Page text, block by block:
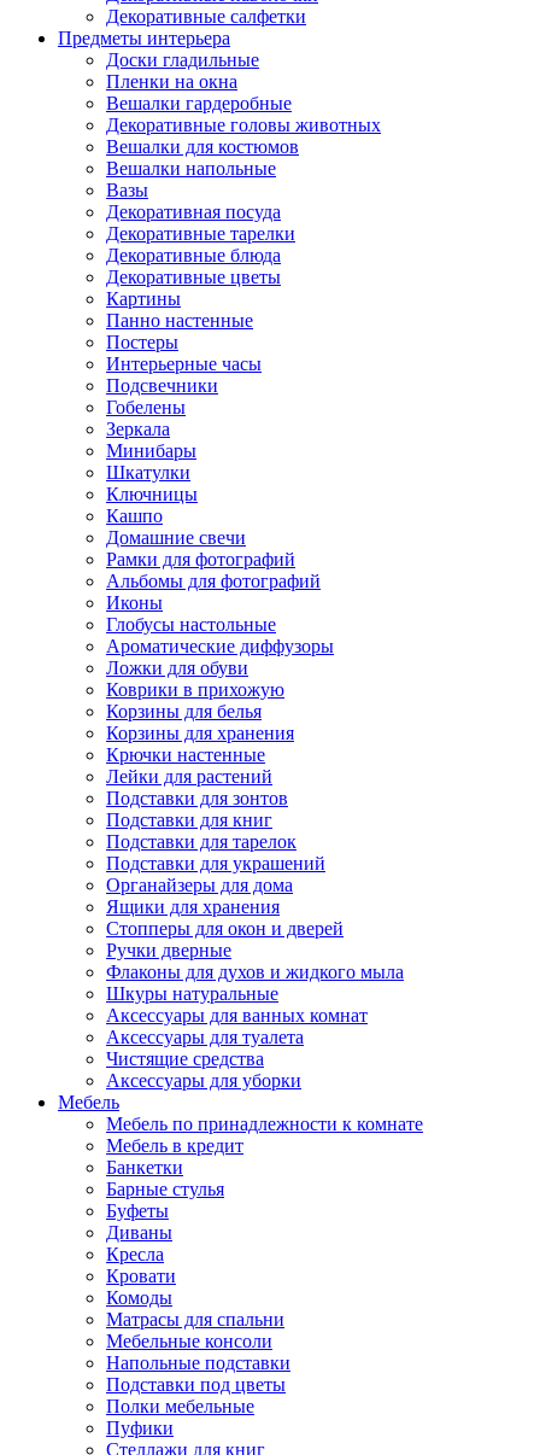
Декоративные салфетки
Предметы интерьера
Доски гладильные
Пленки на окна
Вешалки гардеробные
Декоративные головы животных
Вешалки для костюмов
Вешалки напольные
Вазы
Декоративная посуда
Декоративные тарелки
Декоративные блюда
Декоративные цветы
Картины
Панно настенные
Постеры
Интерьерные часы
Подсвечники
Гобелены
Зеркала
Минибары
Шкатулки
Ключницы
Кашпо
Домашние свечи
Рамки для фотографий
Альбомы для фотографий
Иконы
Глобусы настольные
Ароматические диффузоры
Ложки для обуви
Коврики в прихожую
Корзины для белья
Корзины для хранения
Крючки настенные
Лейки для растений
Подставки для зонтов
Подставки для книг
Подставки для тарелок
Подставки для украшений
Органайзеры для дома
Ящики для хранения
Стопперы для окон и дверей
Ручки дверные
Флаконы для духов и жидкого мыла
Шкуры натуральные
Аксессуары для ванных комнат
Аксессуары для туалета
Чистящие средства
Аксессуары для уборки
Мебель
Мебель по принадлежности к комнате
Мебель в кредит
Банкетки
Барные стулья
Буфеты
Диваны
Кресла
Кровати
Комоды
Матрасы для спальни
Мебельные консоли
Напольные подставки
Подставки под цветы
Полки мебельные
Пуфики
Стеллажи для книг